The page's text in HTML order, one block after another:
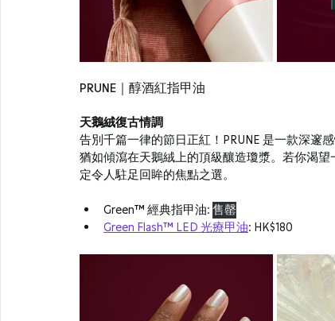
PRUNE｜醇酒紅指甲油
天鵝絨復古情調
告別千篇一律的節日正紅！PRUNE 是一款深邃
猶如傾瀉在天鵝絨上的頂級釀造瓊漿。若你渴
定令人駐足回眸的焦點之選。
Green™ 經典指甲油: 售罄
Green Flash™ LED 光療甲油: HK$180